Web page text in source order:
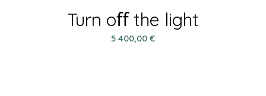
Turn oﬀ the light
5 400,00 €